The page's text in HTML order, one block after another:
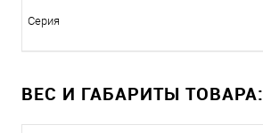
Серия
ВЕС И ГАБАРИТЫ ТОВАРА: